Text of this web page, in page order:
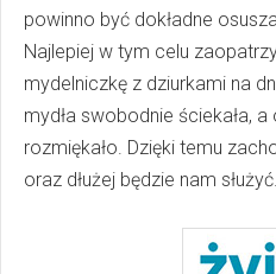
powinno być dokładne
Najlepiej w tym celu
mydelniczkę z dziurkami na
mydła swobodnie ściekała, a
rozmiękało. Dzięki temu
oraz dłużej będzie nam służyć.